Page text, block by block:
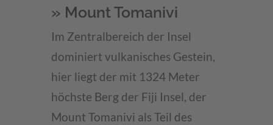
» Mount Tomanivi
Im Zentralbereich der Insel
dominiert vulkanisches Gestein,
hier liegt der mit 1324 Meter
höchste Berg der Fiji Insel, der
Mount Tomanivi als Teil des